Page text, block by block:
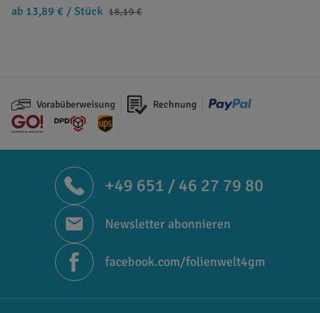
ab 13,89 € / Stück 18,19 €
Vorabüberweisung Rechnung
+49 651 / 46 27 79 80
Newsletter abonnieren
facebook.com/folienwelt4gm